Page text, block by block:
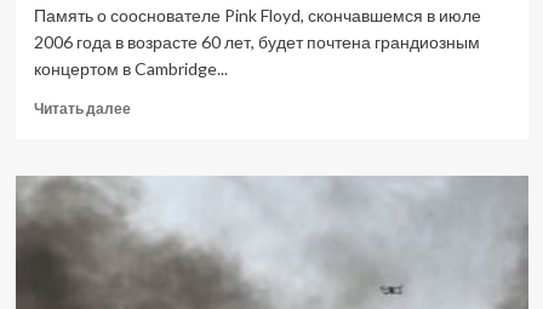
Память о сооснователе Pink Floyd, скончавшемся в июле
2006 года в возрасте 60 лет, будет почтена грандиозным
концертом в Cambridge...
Читать далееПрочитать
80-
Сида
Барретта